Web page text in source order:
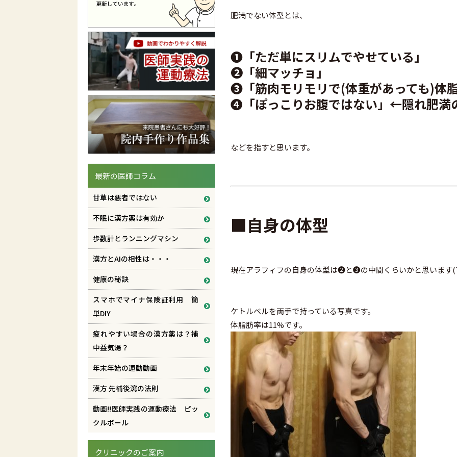
肥満でない体型とは、
❶「ただ単にスリムでやせている」
❷「細マッチョ」
❸「筋肉モリモリで(体重があっても)体脂
❹「ぽっこりお腹ではない」←隠れ肥満
などを指すと思います。
■自身の体型
現在アラフィフの自身の体型は❷と❸の中間くらいかと思います(
ケトルベルを両手で持っている写真です。
体脂肪率は11%です。
最新の医師コラム
甘草は悪者ではない
不眠に漢方薬は有効か
歩数計とランニングマシン
漢方とAIの相性は・・・
健康の秘訣
スマホでマイナ保険証利用 簡
単DIY
疲れやすい場合の漢方薬は？補
中益気湯？
年末年始の運動動画
漢方 先補後瀉の法則
動画!!医師実践の運動療法 ピッ
クルボール
クリニックのご案内